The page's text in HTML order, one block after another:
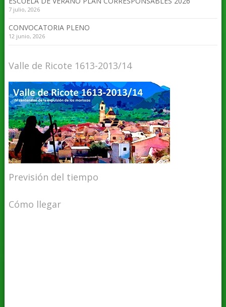
7 julio, 2026
CONVOCATORIA PLENO
12 junio, 2026
Valle de Ricote 1613-2013/14
Previsión del tiempo
Cómo llegar